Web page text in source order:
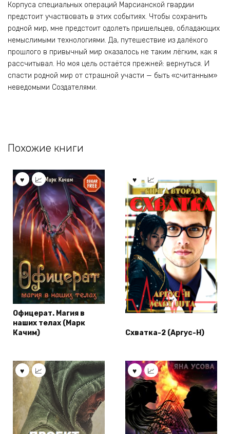
Корпуса специальных операций Марсианской гвардии
предстоит участвовать в этих событиях. Чтобы сохранить
родной мир, мне предстоит одолеть пришельцев, обладающих
немыслимыми технологиями. Да, путешествие из далёкого
прошлого в привычный мир оказалось не таким лёгким, как я
рассчитывал. Но моя цель остаётся прежней: вернуться. И
спасти родной мир от страшной участи — быть «считанным»
неведомыми Создателями.
Похожие книги
Офицерат. Магия в
наших телах (Марк
Качим)
Схватка-2 (Аргус-Н)